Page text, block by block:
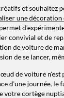
et souhaitez
une
convivial et de
de voiture de
de se lancer,
de voiture n'est
d'une journée, le
votre cortège